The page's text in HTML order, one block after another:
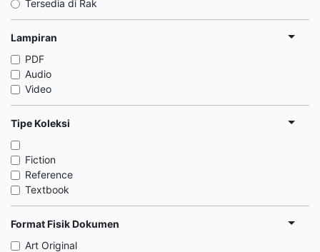
Tersedia di Rak
Lampiran
PDF
Audio
Video
Tipe Koleksi
Fiction
Reference
Textbook
Format Fisik Dokumen
Art Original